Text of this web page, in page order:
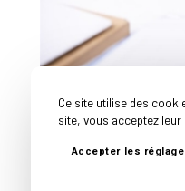
Ce site utilise des
site, vous acceptez leur
Accepter les